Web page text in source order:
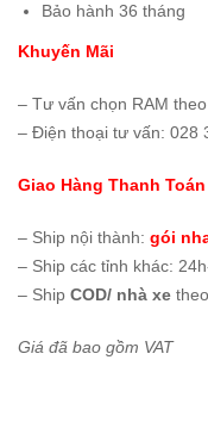
Bảo hành 36 tháng
Khuyến Mãi
– Tư vấn chọn RAM
– Điện thoại tư vấn: 028
Giao Hàng Thanh Toán
– Ship nội thành: gói
– Ship các tỉnh khác:
– Ship COD/ nhà xe
Giá đã bao gồm VAT